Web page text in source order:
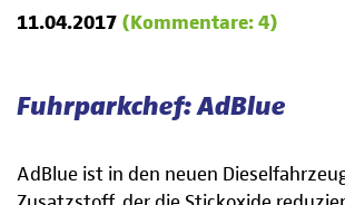
11.04.2017 (Kommentare: 4)
Fuhrparkchef: AdBlue
AdBlue ist in den neuen